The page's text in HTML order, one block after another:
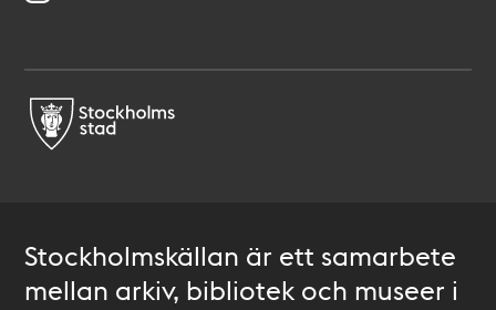
Stockholmskällan är ett samarbete
mellan arkiv, bibliotek och museer i